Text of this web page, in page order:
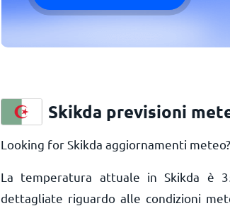
Skikda previsioni
Looking for Skikda aggiornamenti
La temperatura attuale in Skikda è
dettagliate riguardo alle condizioni